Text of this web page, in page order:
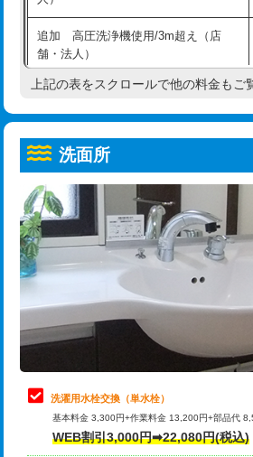
コンクリート斫り（厚さ10㎝超え）
モルタル補修（厚さ10㎝まで）
モルタル補修（厚さ10㎝超え）
洗面台設置
追加人工
廃棄・処分
※給水管工事は20mmまでの価格です。
給水管工事※（ホール加工)
給水管工事※（バンド止め)
給水管工事※（支持金具設置)
給水管工事※（保温材使用（バンド止
め込み）)
給水管工事※（土の掘削・埋め戻し作
業)
給水管工事※（塩ビ管（VP・HI）使
用/3ｍまで)
給水管工事※（塩ビ管（VP・HI）使
用（追加）/3ｍ超え)
給水管工事※（ライニング鋼管・銅
管・ポリ管・HT管使用/3ｍまで)
給水管工事※（ライニング鋼管・銅
管・ポリ管・HT管使用/3ｍ超え)
排水管工事（土の掘削・埋め戻し作
追加 高圧洗浄機使用/3m超え（店
舗・法人）
高度高圧洗浄換
トーラー機使用/3mまで
追加トーラー機使用/3m超え
カメラ調査
桝清掃
止水・漏水調査・防水処理・清掃・修
理・調整・分解・加工など（軽作業）
止水・漏水調査・防水処理・清掃・修
理・調整・分解・加工など（中作業）
止水・漏水調査・防水処理・清掃・修
理・調整・分解・加工など（重作業）
上記の表をスクロールで他の料金もご
洗面所
洗濯用水栓交換（単水栓）
基本料金 3,300円+作業料金 13,200円+部品代
WEB割引3,000円➡22,080円(税込)